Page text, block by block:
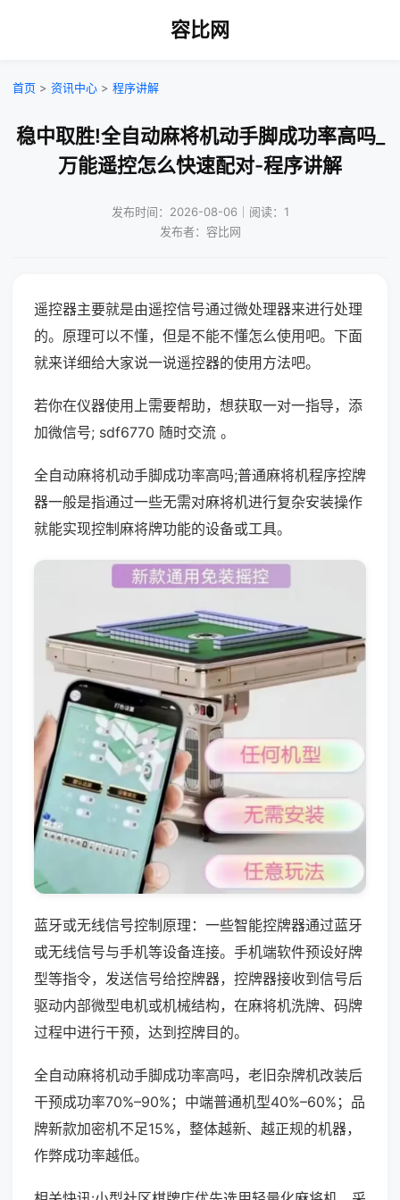
容比网
首页 > 资讯中心 > 程序讲解
稳中取胜!全自动麻将机动手脚成功率高吗_
万能遥控怎么快速配对-程序讲解
发布时间：2026-08-06｜阅读：1
发布者：容比网
遥控器主要就是由遥控信号通过微处理器来进行处理
的。原理可以不懂，但是不能不懂怎么使用吧。下面
就来详细给大家说一说遥控器的使用方法吧。
若你在仪器使用上需要帮助，想获取一对一指导，添
加微信号; sdf6770 随时交流 。
全自动麻将机动手脚成功率高吗;普通麻将机程序控牌
器一般是指通过一些无需对麻将机进行复杂安装操作
就能实现控制麻将牌功能的设备或工具。
蓝牙或无线信号控制原理：一些智能控牌器通过蓝牙
或无线信号与手机等设备连接。手机端软件预设好牌
型等指令，发送信号给控牌器，控牌器接收到信号后
驱动内部微型电机或机械结构，在麻将机洗牌、码牌
过程中进行干预，达到控牌目的。
全自动麻将机动手脚成功率高吗，老旧杂牌机改装后
干预成功率70%–90%；中端普通机型40%–60%；品
牌新款加密机不足15%，整体越新、越正规的机器，
作弊成功率越低。